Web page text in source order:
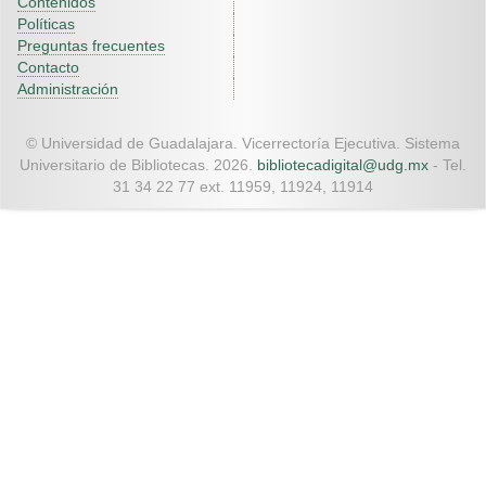
Políticas
Preguntas frecuentes
Contacto
Administración
© Universidad de Guadalajara. Vicerrectoría Ejecutiva. Sistema
Universitario de Bibliotecas. 2026. bibliotecadigital@udg.mx - Tel.
31 34 22 77 ext. 11959, 11924, 11914